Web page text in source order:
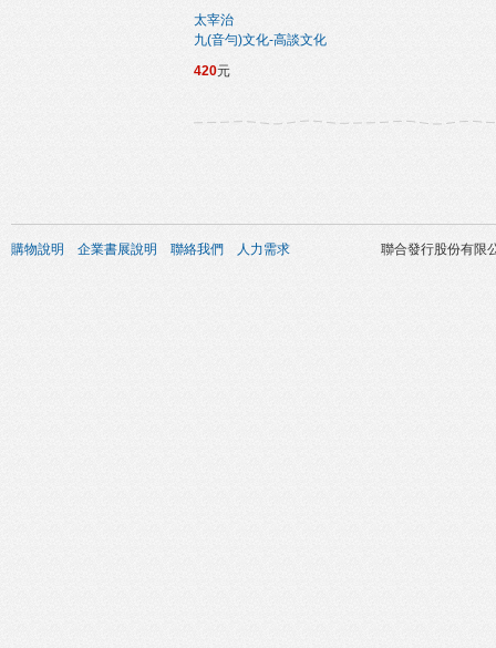
太宰治
九(音勻)文化-高談文化
420元
購物說明 企業書展說明 聯絡我們 人力需求 聯合發行股份有限